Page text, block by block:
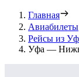
Главная
Авиабилеты
Рейсы из
Уфа —